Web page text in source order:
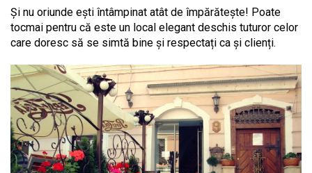
Și nu oriunde ești întâmpinat atât de împărătește! Poate
tocmai pentru că este un local elegant deschis tuturor celor
care doresc să se simtă bine și respectați ca și clienți.